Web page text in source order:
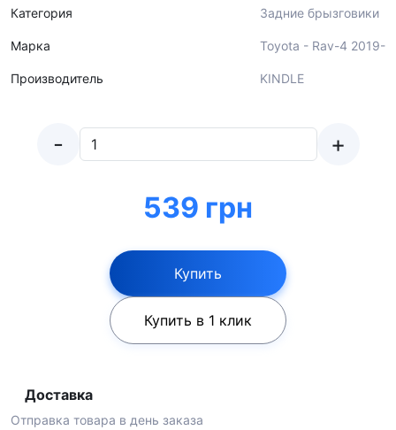
Категория
Марка
Производитель
Задние брызговики
Toyota - Rav-4 2019-
KINDLE
- +
539 грн
Купить
Купить в 1 клик
Доставка
Отправка товара в день заказа